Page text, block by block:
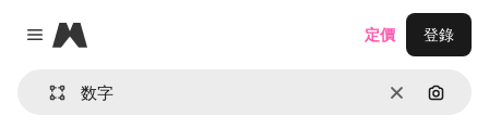
Close menu
Magnific
清除 通過圖
定價 登錄